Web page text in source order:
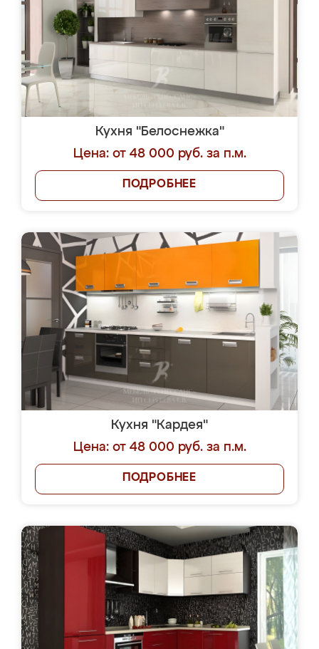
Кухня "Белоснежка"
Цена: от 48 000 руб. за п.м.
ПОДРОБНЕЕ
Кухня "Кардея"
Цена: от 48 000 руб. за п.м.
ПОДРОБНЕЕ